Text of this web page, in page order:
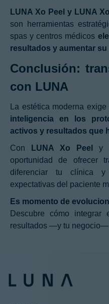
LUNA Xo Peel y LUNA
son herramientas
spas y centros médicos
resultados y aumentar su
Conclusión:
con LUNA
La estética moderna
inteligencia en los
activos y resultados que
Con
LUNA Xo Peel y
oportunidad de ofrecer
diferenciar tu clínica
expectativas del paciente
Es momento de
Descubre cómo
resultados —y tu negocio—